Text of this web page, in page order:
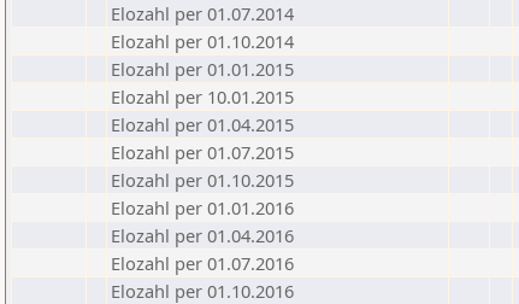
Elozahl per 01.07.2014
Elozahl per 01.10.2014
Elozahl per 01.01.2015
Elozahl per 10.01.2015
Elozahl per 01.04.2015
Elozahl per 01.07.2015
Elozahl per 01.10.2015
Elozahl per 01.01.2016
Elozahl per 01.04.2016
Elozahl per 01.07.2016
Elozahl per 01.10.2016